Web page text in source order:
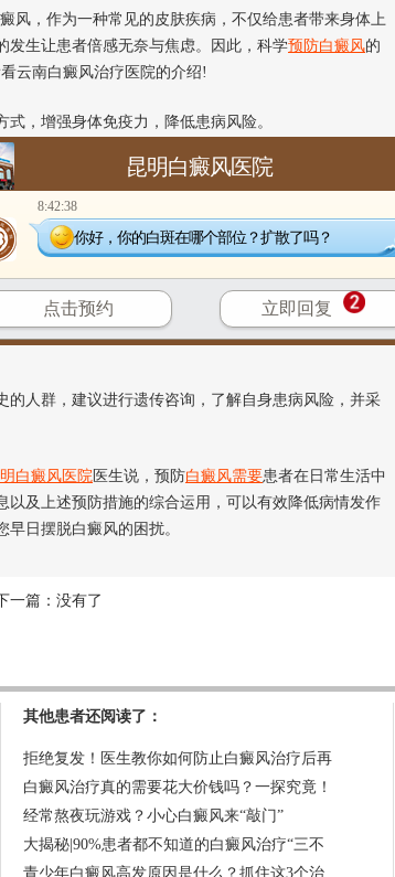
风，作为一种常见的皮肤疾病，不仅给患者带来身体上
发生让患者倍感无奈与焦虑。因此，科学预防白癜风的
云南白癜风治疗医院的介绍!
，增强身体免疫力，降低患病风险。
增加白癜风的风险。因此，学会释放压力，保持积
诱发白癜风。因此，在生活中应尽量避免皮肤外
，如化学工厂、装修工地等，减少有害物质对身体的
人群，建议进行遗传咨询，了解自身患病风险，并采
白癜风医院 医生说，预防白癜风需要患者在日常生活中
及上述预防措施的综合运用，可以有效降低病情发作
日摆脱白癜风的困扰。
一篇：没有了
其他患者还阅读了：
拒绝复发！医生教你如何防止白癜风治疗后再
白癜风治疗真的需要花大价钱吗？一探究竟！
经常熬夜玩游戏？小心白癜风来“敲门”
大揭秘|90%患者都不知道的白癜风治疗“三不
青少年白癜风高发原因是什么？抓住这3个治
昆明白癜风医院
8:42:38
你好，你的白斑在哪个部位？扩散了吗？
点击预约 立即回复